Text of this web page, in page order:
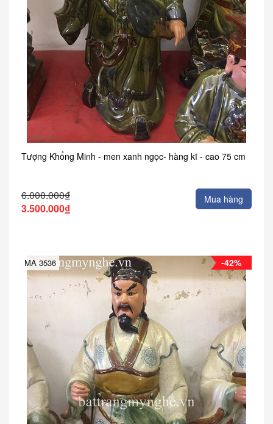
Tượng Khổng Minh - men xanh ngọc- hàng kĩ - cao 75 cm
6.000.000₫
3.500.000₫
Mua hàng
-42%
MA 3536